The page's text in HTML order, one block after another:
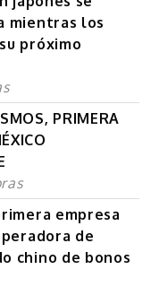
mientras los
próximo
PRIMERA
empresa
de
chino de bonos